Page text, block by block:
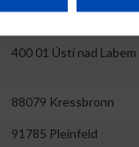
400 01 Ústí nad Labem
88079 Kressbronn
91785 Pleinfeld